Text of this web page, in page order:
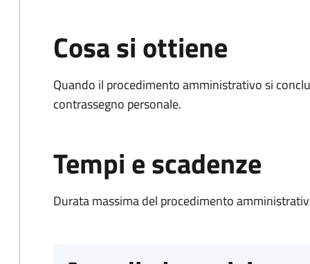
Cosa si ottiene
Quando il procedimento amministrativo si
contrassegno personale.
Tempi e scadenze
Durata massima del procedimento